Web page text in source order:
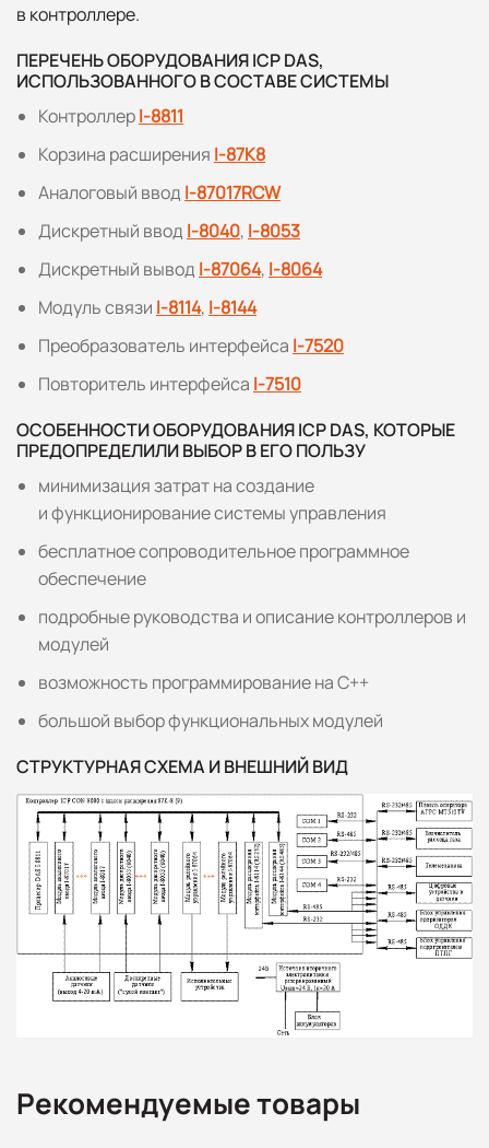
в контроллере.
ПЕРЕЧЕНЬ ОБОРУДОВАНИЯ ICP DAS,
ИСПОЛЬЗОВАННОГО В СОСТАВЕ СИСТЕМЫ
КонтроллерI-8811
Корзина расширения I-87K8
Аналоговый ввод I-87017RCW
Дискретный ввод I-8040, I-8053
Дискретный вывод I-87064, I-8064
Модуль связи I-8114, I-8144
Преобразователь интерфейса I-7520
Повторитель интерфейса I-7510
ОСОБЕННОСТИ ОБОРУДОВАНИЯ ICP DAS, КОТОРЫЕ
ПРЕДОПРЕДЕЛИЛИ ВЫБОР В ЕГО ПОЛЬЗУ
минимизация затрат на создание
и функционирование системы управления
бесплатное сопроводительное программное
обеспечение
подробные руководства и описание контроллеров и
модулей
возможность программирование на С++
большой выбор функциональных модулей
СТРУКТУРНАЯ СХЕМА И ВНЕШНИЙ ВИД
Рекомендуемые товары